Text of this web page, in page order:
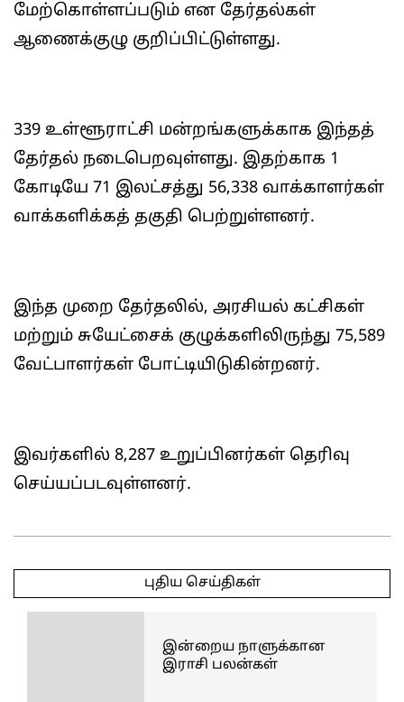
மேற்கொள்ளப்படும் என தேர்தல்கள்
ஆணைக்குழு குறிப்பிட்டுள்ளது.
339 உள்ளூராட்சி மன்றங்களுக்காக இந்தத்
தேர்தல் நடைபெறவுள்ளது. இதற்காக 1
கோடியே 71 இலட்சத்து 56,338 வாக்காளர்கள்
வாக்களிக்கத் தகுதி பெற்றுள்ளனர்.
இந்த முறை தேர்தலில், அரசியல் கட்சிகள்
மற்றும் சுயேட்சைக் குழுக்களிலிருந்து 75,589
வேட்பாளர்கள் போட்டியிடுகின்றனர்.
இவர்களில் 8,287 உறுப்பினர்கள் தெரிவு
செய்யப்படவுள்ளனர்.
05-
புதிய செய்திகள்
இன்றைய நாளுக்கான
இராசி பலன்கள்